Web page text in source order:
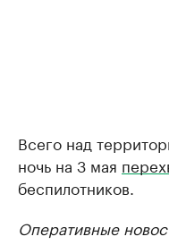
Всего над
ночь на 3 мая
беспилотников.
Оперативные